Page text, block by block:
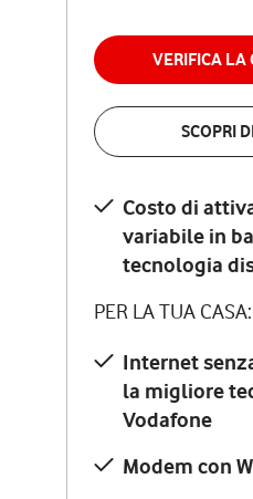
VERIFICA LA
SCOPRI
Costo di
variabile in
tecnologia
PER LA TUA CASA:
Internet
la migliore
Vodafone
Modem con
Costo
PER LA TUA
la
Modem